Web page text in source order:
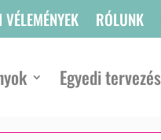
RÓLUNK
Egyedi tervezés